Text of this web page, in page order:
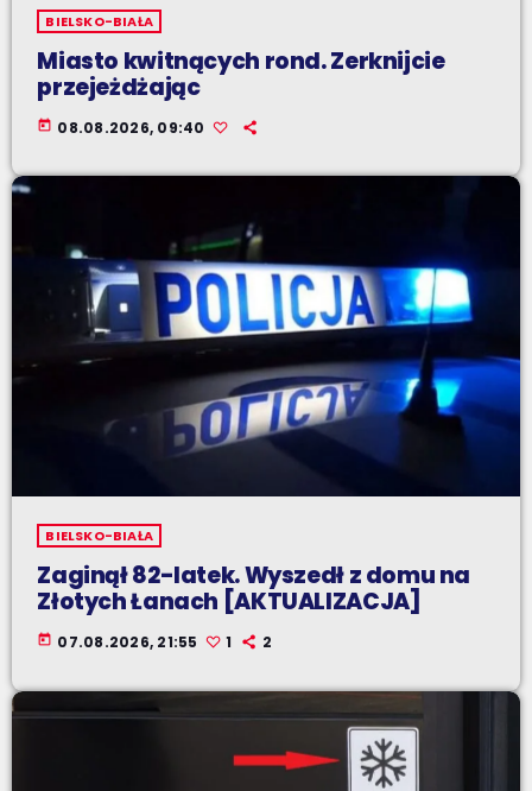
BIELSKO-BIAŁA
Miasto kwitnących rond. Zerknijcie
przejeżdżając
today 08.08.2026, 09:40
BIELSKO-BIAŁA
Zaginął 82-latek. Wyszedł z domu na
Złotych Łanach [AKTUALIZACJA]
today 07.08.2026, 21:55 1 2